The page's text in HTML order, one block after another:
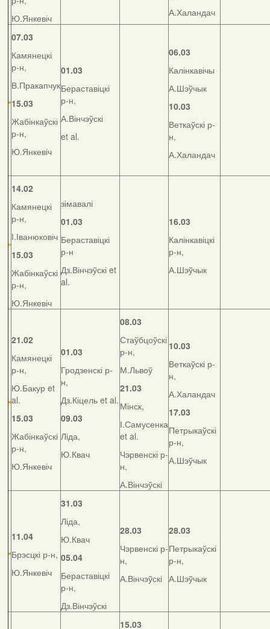
Ю.Янкевіч
А.Халандач
07.03
Камянецкі
р-н,
В.Пракапчук
15.03
Жабінкаўскі
р-н,
Ю.Янкевіч
01.03
Бераставіцкі
р-н,
А.Вінчэўскі
et al.
06.03
Калінкавічы
А.Шэўчык
10.03
Веткаўскі р-
н,
А.Халандач
14.02
Камянецкі
р-н,
І.Іванюковіч
15.03
Жабінкаўскі
р-н,
Ю.Янкевіч
зімавалі
01.03
Бераставіцкі
р-н
Дз.Вінчэўскі et
al.
16.03
Калінкавіцкі
р-н,
А.Шэўчык
21.02
Камянецкі
р-н,
Ю.Бакур et
al.
15.03
Жабінкаўскі
р-н,
Ю.Янкевіч
01.03
Гродзенскі р-
н,
Дз.Кіцель et al.
09.03
Ліда,
Ю.Квач
08.03
Стаўбцоўскі
р-н,
М.Львоў
21.03
Мінск,
І.Самусенка
et al.
Чэрвенскі р-
н,
А.Вінчэўскі
10.03
Веткаўскі р-
н,
А.Халандач
17.03
Петрыкаўскі
р-н,
А.Шэўчык
11.04
Брэсцкі р-н,
Ю.Янкевіч
31.03
Ліда,
Ю.Квач
05.04
Бераставіцкі
р-н,
Дз.Вінчэўскі
28.03
Чэрвенскі р-
н,
А.Вінчэўскі
28.03
Петрыкаўскі
р-н,
А.Шэўчык
15.03